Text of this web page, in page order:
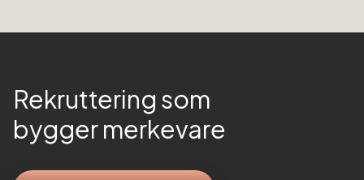
Rekruttering som
bygger merkevare